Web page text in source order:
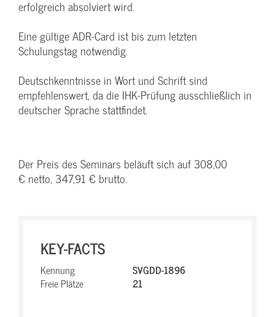
erfolgreich absolviert wird.
Eine gültige ADR-Card ist bis zum letzten
Schulungstag notwendig.
Deutschkenntnisse in Wort und Schrift sind
empfehlenswert, da die IHK-Prüfung ausschließlich in
deutscher Sprache stattfindet.
Der Preis des Seminars beläuft sich auf 308,00
€ netto, 347,91 € brutto.
KEY-FACTS
Kennung
SVGDD-1896
Freie Plätze
21